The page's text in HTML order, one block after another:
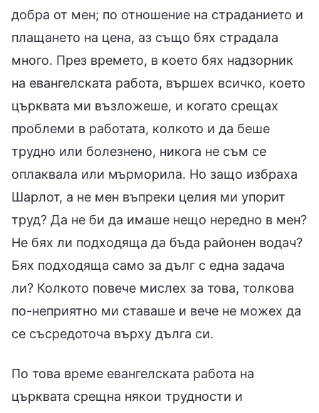
добра от мен; по отношение на страданието и
плащането на цена, аз също бях страдала
много. През времето, в което бях надзорник
на евангелската работа, вършех всичко, което
църквата ми възложеше, и когато срещах
проблеми в работата, колкото и да беше
трудно или болезнено, никога не съм се
оплаквала или мърморила. Но защо избраха
Шарлот, а не мен въпреки целия ми упорит
труд? Да не би да имаше нещо нередно в мен?
Не бях ли подходяща да бъда районен водач?
Бях подходяща само за дълг с една задача
ли? Колкото повече мислех за това, толкова
по-неприятно ми ставаше и вече не можех да
се съсредоточа върху дълга си.
По това време евангелската работа на
църквата срещна някои трудности и